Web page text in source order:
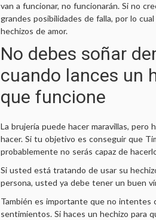
van a funcionar, no funcionarán. Si no
grandes posibilidades de falla, por lo
hechizos de amor.
No debes soñar
cuando lances un
que funcione
La brujería puede hacer maravillas, pero
hacer. Si tu objetivo es conseguir que
probablemente no serás capaz de
Si usted está tratando de usar su
persona, usted ya debe tener un buen
También es importante que no intentes
sentimientos. Si haces un hechizo para